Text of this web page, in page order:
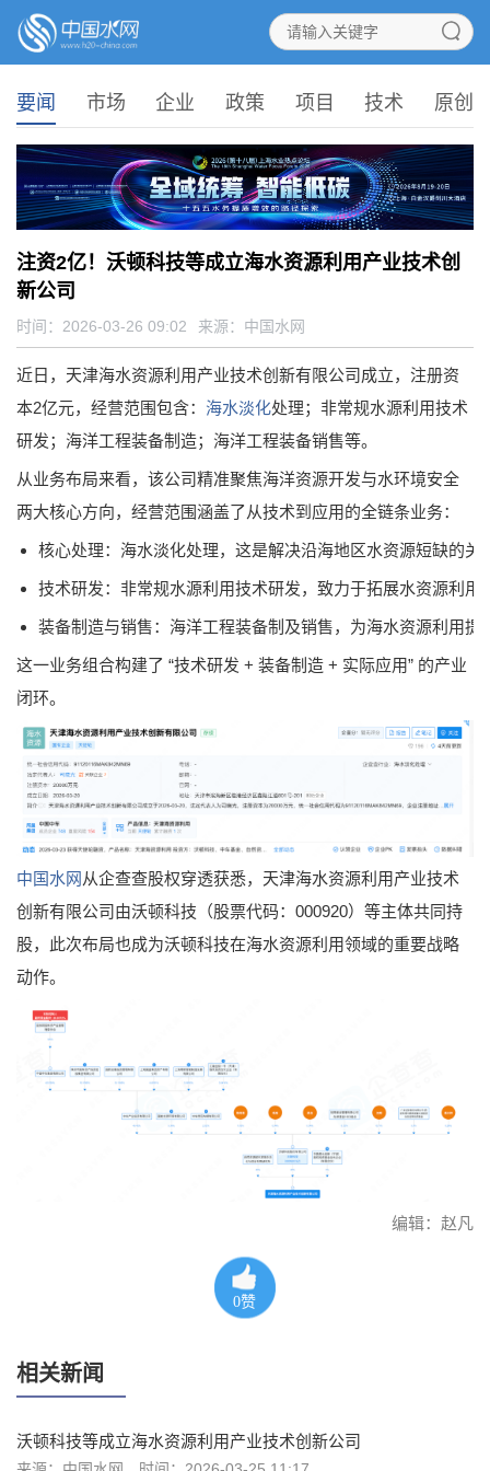
要闻 市场 企业 政策 项目 技术 原创
注资2亿！沃顿科技等成立海水资源利用产业技术创
新公司
时间：2026-03-26 09:02 来源： 中国水网
近日，天津海水资源利用产业技术创新有限公司成立，注册资
本2亿元，经营范围包含： 海水淡化处理；非常规水源利用技术
研发；海洋工程装备制造；海洋工程装备销售等。
从业务布局来看，该公司精准聚焦海洋资源开发与水环境安全
两大核心方向，经营范围涵盖了从技术到应用的全链条业务：
核心处理：海水淡化处理，这是解决沿海地区水资源短缺的关
技术研发：非常规水源利用技术研发，致力于拓展水资源利用
装备制造与销售：海洋工程装备制及销售，为海水资源利用提
这一业务组合构建了 “技术研发 + 装备制造 + 实际应用” 的产业
闭环。
中国水网 从企查查股权穿透获悉，天津海水资源利用产业技术
创新有限公司由沃顿科技（股票代码：000920）等主体共同持
股，此次布局也成为沃顿科技在海水资源利用领域的重要战略
动作。
编辑：赵凡
0赞
相关新闻
沃顿科技等成立海水资源利用产业技术创新公司